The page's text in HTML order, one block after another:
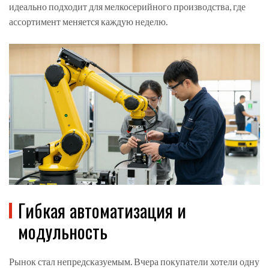
идеально подходит для мелкосерийного производства, где
ассортимент меняется каждую неделю.
Гибкая автоматизация и
модульность
Рынок стал непредсказуемым. Вчера покупатели хотели одну